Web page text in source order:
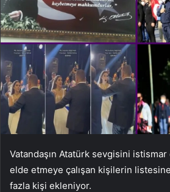
Vatandaşın Atatürk sevgisini
elde etmeye çalışan kişilerin
fazla kişi ekleniyor.